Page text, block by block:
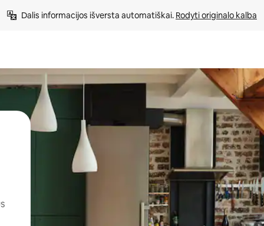
Dalis informacijos išversta automatiškai. Rodyti originalo kalba